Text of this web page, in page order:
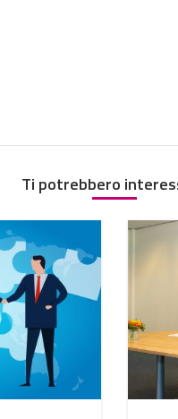
Ti potrebbero